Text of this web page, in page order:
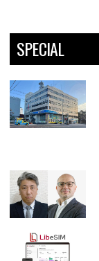
SPECIAL